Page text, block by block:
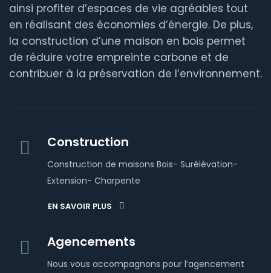
ainsi profiter d’espaces de vie agréables tout
en réalisant des économies d’énergie. De plus,
la construction d’une maison en bois permet
de réduire votre empreinte carbone et de
contribuer à la préservation de l’environnement.
Construction
Construction de maisons Bois- Surélévation-
Extension- Charpente
EN SAVOIR PLUS
Agencements
Nous vous accompagnons pour l’agencement